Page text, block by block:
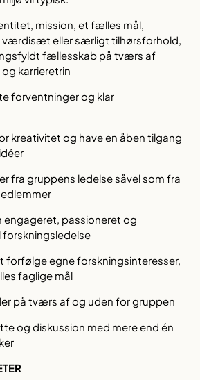
mission, et fælles mål,
værdisæt eller særligt tilhørsforhold,
fællesskab på tværs af
karrieretrin
forventninger og klar
kreativitet og have en åben tilgang
fra gruppens ledelse såvel som fra
engageret, passioneret og
forfølge egne forskningsinteresser,
faglige mål
på tværs af og uden for gruppen
og diskussion med mere end én